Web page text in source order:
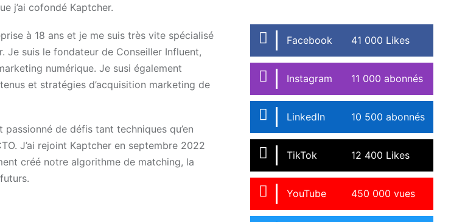
j’ai cofondé Kaptcher.
à 18 ans et je me suis très vite spécialisé
Je suis le fondateur de Conseiller Influent,
numérique. Je susi également
et stratégies d’acquisition marketing de
passionné de défis tant techniques qu’en
J’ai rejoint Kaptcher en septembre 2022
créé notre algorithme de matching, la
Facebook 41 000 Likes
Instagram 11 000 abonnés
LinkedIn 10 500 abonnés
TikTok 12 400 Likes
YouTube 450 000 vues